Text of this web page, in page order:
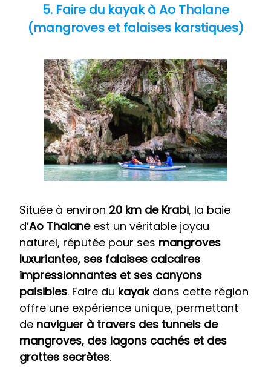
5. Faire du kayak à Ao Thalane
(mangroves et falaises karstiques)
Située à environ 20 km de Krabi, la baie
d’Ao Thalaneest un véritable joyau
naturel, réputée pour ses mangroves
luxuriantes, ses falaises calcaires
impressionnantes et ses canyons
paisibles. Faire du kayak dans cette région
offre une expérience unique, permettant
de naviguer à travers des tunnels de
mangroves, des lagons cachés et des
grottes secrètes.